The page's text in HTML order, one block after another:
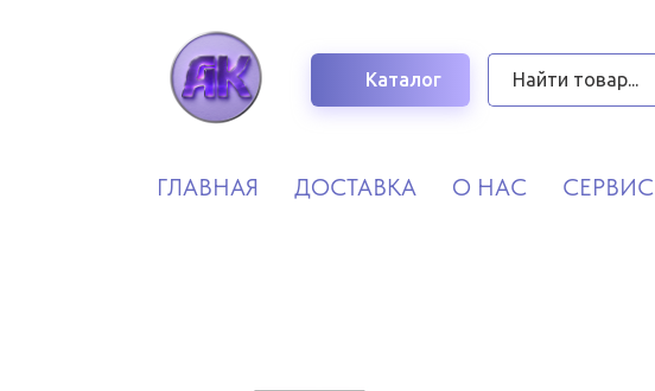
Каталог
ГЛАВНАЯ ДОСТАВКА О НАС СЕРВИС